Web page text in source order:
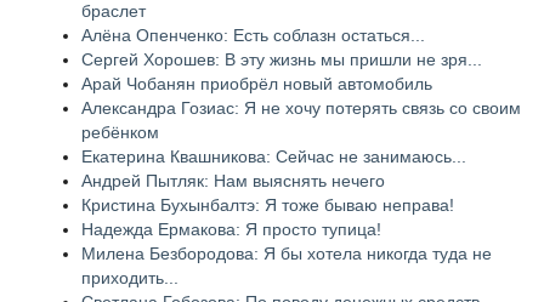
браслет
Алёна Опенченко: Есть соблазн остаться...
Сергей Хорошев: В эту жизнь мы пришли не зря...
Арай Чобанян приобрёл новый автомобиль
Александра Гозиас: Я не хочу потерять связь со своим
ребёнком
Екатерина Квашникова: Сейчас не занимаюсь...
Андрей Пытляк: Нам выяснять нечего
Кристина Бухынбалтэ: Я тоже бываю неправа!
Надежда Ермакова: Я просто тупица!
Милена Безбородова: Я бы хотела никогда туда не
приходить...